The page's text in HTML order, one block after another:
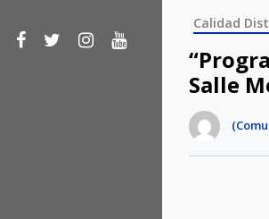
Calidad
Salle